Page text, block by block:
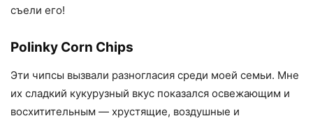
съели его!
Polinky Corn Chips
Эти чипсы вызвали разногласия среди моей семьи. Мне
их сладкий кукурузный вкус показался освежающим и
восхитительным — хрустящие, воздушные и